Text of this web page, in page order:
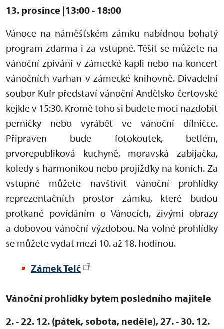
13. prosince |13:00 - 18:00
Vánoce na náměšťském zámku nabídnou bohatý
program zdarma i za vstupné. Těšit se můžete na
vánoční zpívání v zámecké kapli nebo na koncert
vánočních varhan v zámecké knihovně. Divadelní
soubor Kufr představí vánoční Andělsko-čertovské
kejkle v 15:30. Kromě toho si budete moci nazdobit
perníčky nebo vyrábět ve vánoční dílničce.
Připraven bude fotokoutek, betlém,
prvorepubliková kuchyně, moravská zabijačka,
koledy s harmonikou nebo projížďky na koních. Za
vstupné můžete navštívit vánoční prohlídky
reprezentačních prostor zámku, které budou
protkané povídáním o Vánocích, živými obrazy
a dobovou vánoční výzdobou. Na volné prohlídky
se můžete vydat mezi 10. až 18. hodinou.
Zámek Telč
Vánoční prohlídky bytem posledního majitele
2. - 22. 12. (pátek, sobota, neděle), 27. - 30. 12.